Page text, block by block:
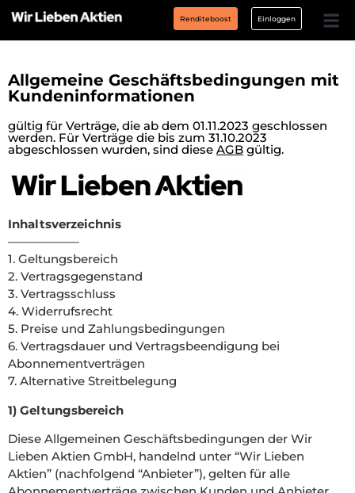
Renditeboost Einloggen
Allgemeine Geschäftsbedingungen mit
Kundeninformationen
gültig für Verträge, die ab dem 01.11.2023 geschlossen
werden. Für Verträge die bis zum 31.10.2023
abgeschlossen wurden, sind diese AGB gültig.
Inhaltsverzeichnis
——————
1. Geltungsbereich
2. Vertragsgegenstand
3. Vertragsschluss
4. Widerrufsrecht
5. Preise und Zahlungsbedingungen
6. Vertragsdauer und Vertragsbeendigung bei
Abonnementverträgen
7. Alternative Streitbelegung
1) Geltungsbereich
Diese Allgemeinen Geschäftsbedingungen der Wir
Lieben Aktien GmbH, handelnd unter “Wir Lieben
Aktien” (nachfolgend “Anbieter”), gelten für alle